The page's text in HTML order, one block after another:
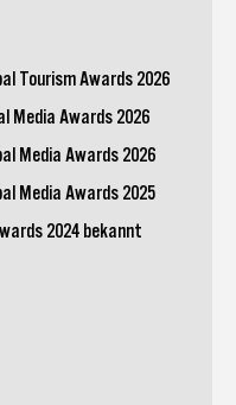
Tourism Awards 2026
Media Awards 2026
Media Awards 2026
Media Awards 2025
2024 bekannt